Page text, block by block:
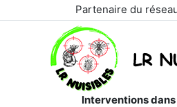
Partenaire du
Interventions dans